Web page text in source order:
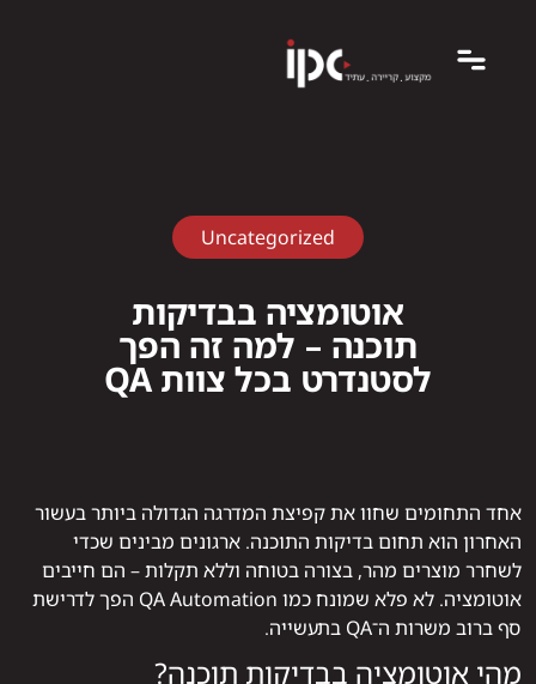
Uncategorized
אוטומציה בבדיקות
תוכנה – למה זה הפך
לסטנדרט בכל צוות QA
אחד התחומים שחוו את קפיצת המדרגה הגדולה ביותר בעשור
האחרון הוא תחום בדיקות התוכנה. ארגונים מבינים שכדי
לשחרר מוצרים מהר, בצורה בטוחה וללא תקלות – הם חייבים
אוטומציה. לא פלא שמונח כמו QA Automation הפך לדרישת
סף ברוב משרות ה־QA בתעשייה.
מהי אוטומציה בבדיקות תוכנה?